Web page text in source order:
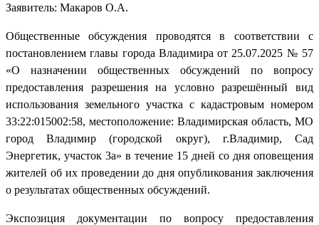
Заявитель: Макаров О.А.
Общественные обсуждения проводятся в соответствии с
постановлением главы города Владимира от 25.07.2025 № 57
«О назначении общественных обсуждений по вопросу
предоставления разрешения на условно разрешённый вид
использования земельного участка с кадастровым номером
33:22:015002:58, местоположение: Владимирская область, МО
город Владимир (городской округ), г.Владимир, Сад
Энергетик, участок 3а» в течение 15 дней со дня оповещения
жителей об их проведении до дня опубликования заключения
о результатах общественных обсуждений.
Экспозиция документации по вопросу предоставления